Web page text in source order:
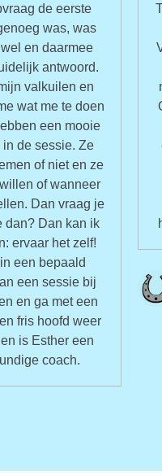
de eerste
was, was
en daarmee
antwoord.
valkuilen en
wat me te doen
een mooie
de sessie. Ze
of niet en ze
of wanneer
Dan vraag je
dan? Dan kan ik
ervaar het zelf!
een bepaald
een sessie bij
en ga met een
fris hoofd weer
is Esther een
coach.